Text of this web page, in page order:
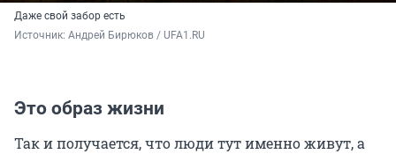
Даже свой забор есть
Источник: Андрей Бирюков / UFA1.RU
Это образ жизни
Так и получается, что люди тут именно живут, а